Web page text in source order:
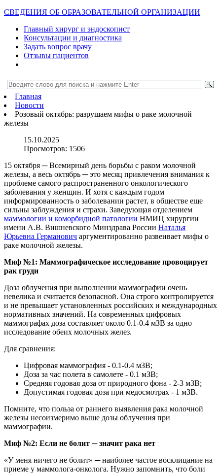
СВЕДЕНИЯ ОБ ОБРАЗОВАТЕЛЬНОЙ ОРГАНИЗАЦИИ
Главный хирург и эндоскопист
Консультации и диагностика
Задать вопрос врачу
Отзывы пациентов
Главная
Новости
Розовый октябрь: разрушаем мифы о раке молочной
железы
15.10.2025
Просмотров: 1506
15 октября ─ Всемирный день борьбы с раком молочной
железы, а весь октябрь ─ это месяц привлечения внимания к
проблеме самого распространенного онкологического
заболевания у женщин. И хотя с каждым годом
информированность о заболевании растет, в обществе еще
сильны заблуждения и страхи. Заведующая отделением
маммологии и коморбидной патологии НМИЦ хирургии
имени А.В. Вишневского Минздрава России Наталья
Юрьевна Германович аргументированно развеивает мифы о
раке молочной железы.
Миф №1: Маммографическое исследование провоцирует
рак груди
Доза облучения при выполнении маммографии очень
невелика и считается безопасной. Она строго контролируется
и не превышает установленных российских и международных
нормативных значений. На современных цифровых
маммографах доза составляет около 0.1-0.4 мЗВ за одно
исследование обеих молочных желез.
Для сравнения:
Цифровая маммография - 0.1-0.4 мЗВ;
Доза за час полета в самолете - 0.1 мЗВ;
Средняя годовая доза от природного фона - 2-3 мЗВ;
Допустимая годовая доза при медосмотрах - 1 мЗВ.
Помните, что польза от раннего выявления рака молочной
железы несоизмеримо выше дозы облучения при
маммографии.
Миф №2: Если не болит ─ значит рака нет
«У меня ничего не болит» ─ наиболее частое восклицание на
приеме у маммолога-онколога. Нужно запомнить, что боли